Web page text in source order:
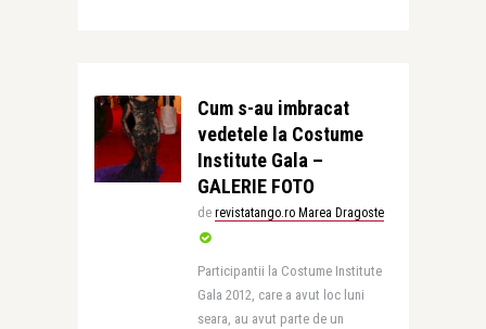
Cum s-au imbracat
vedetele la Costume
Institute Gala –
GALERIE FOTO
de revistatango.ro Marea Dragoste
Participantii la Costume Institute
Gala 2012, care a avut loc luni
seara, au avut parte de un